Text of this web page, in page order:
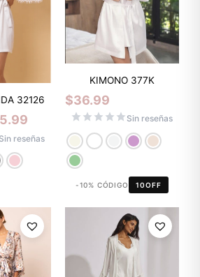
32126
Sin reseñas
KIMONO 377K
$36.99
Sin reseñas
-10% CÓDIGO 10OFF